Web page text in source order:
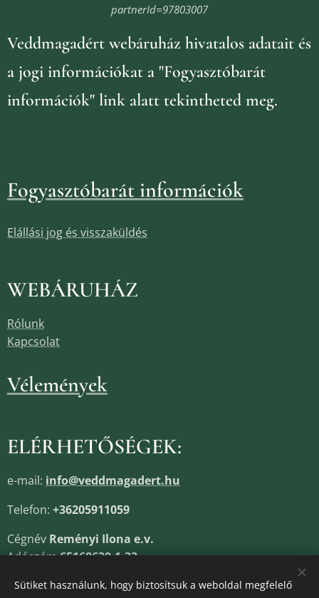
partnerId=97803007
Veddmagadért webáruház hivatalos adatait és
a jogi információkat a "Fogyasztóbarát
információk" link alatt tekintheted meg.
Fogyasztóbarát információk
Elállási jog és visszaküldés
WEBÁRUHÁZ
Rólunk
Kapcsolat
Vélemények
ELÉRHETŐSÉGEK:
e-mail: info@veddmagadert.hu
Telefon: +36205911059
Cégnév Reményi Ilona e.v.
Adószám65168639-1-33
Sütiket használunk, hogy biztosítsuk a weboldal megfelelő